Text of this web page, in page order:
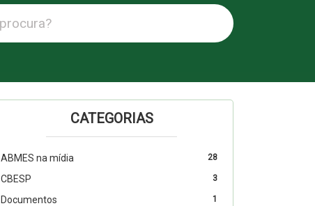
CATEGORIAS
28
ABMES na mídia
3
CBESP
1
Documentos